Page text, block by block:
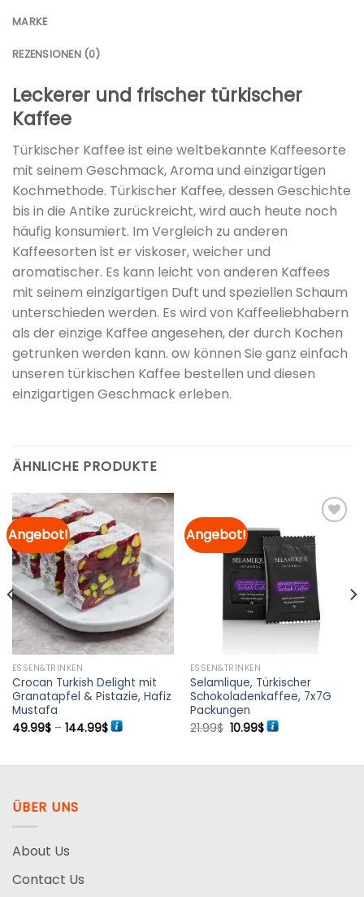
MARKE
REZENSIONEN (0)
Leckerer und frischer türkischer
Kaffee
Türkischer Kaffee ist eine weltbekannte Kaffeesorte
mit seinem Geschmack, Aroma und einzigartigen
Kochmethode. Türkischer Kaffee, dessen Geschichte
bis in die Antike zurückreicht, wird auch heute noch
häufig konsumiert. Im Vergleich zu anderen
Kaffeesorten ist er viskoser, weicher und
aromatischer. Es kann leicht von anderen Kaffees
mit seinem einzigartigen Duft und speziellen Schaum
unterschieden werden. Es wird von Kaffeeliebhabern
als der einzige Kaffee angesehen, der durch Kochen
getrunken werden kann. ow können Sie ganz einfach
unseren türkischen Kaffee bestellen und diesen
einzigartigen Geschmack erleben.
ÄHNLICHE PRODUKTE
Angebot!
Zur
Merkliste
hinzufügen
ESSEN&TRINKEN
Crocan Turkish Delight mit
Granatapfel & Pistazie, Hafiz
Mustafa
49.99$ – 144.99$Preisspanne:
49.99$
Angebot!
Merkliste
hinzufügen
ESSEN&TRINKEN
Selamlique, Türkischer
Schokoladenkaffee, 7x7G
Packungen
21.99$ Ursprünglicher
Preis
10.99$Aktueller
Preis
ÜBER UNS
About Us
Contact Us